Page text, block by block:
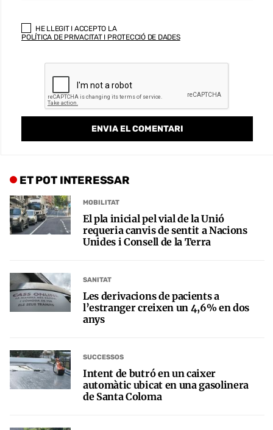
HE LLEGIT I ACCEPTO LA
POLÍTICA DE PRIVACITAT I PROTECCIÓ DE DADES
ET POT INTERESSAR
MOBILITAT
El pla inicial pel vial de la Unió
requeria canvis de sentit a Nacions
Unides i Consell de la Terra
SANITAT
Les derivacions de pacients a
l’estranger creixen un 4,6% en dos
anys
SUCCESSOS
Intent de butró en un caixer
automàtic ubicat en una gasolinera
de Santa Coloma